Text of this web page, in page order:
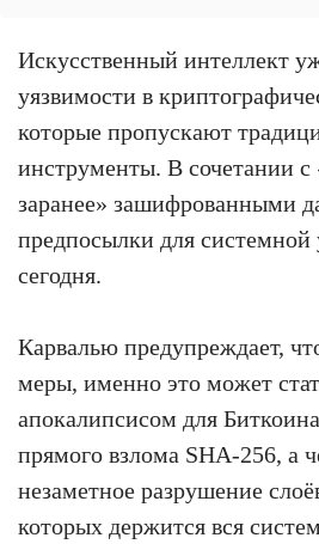
Искусственный интеллект
уязвимости в
которые пропускают
инструменты. В сочетании
заранее» зашифрованными
предпосылки для системной
сегодня.
Карвалью предупреждает,
меры, именно это может
апокалипсисом для
прямого взлома SHA-256, а
незаметное разрушение
которых держится вся